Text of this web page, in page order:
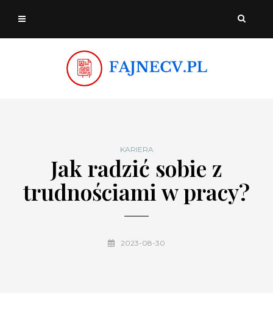
KARIERA
Jak radzić sobie z
trudnościami w pracy?
2023-08-30